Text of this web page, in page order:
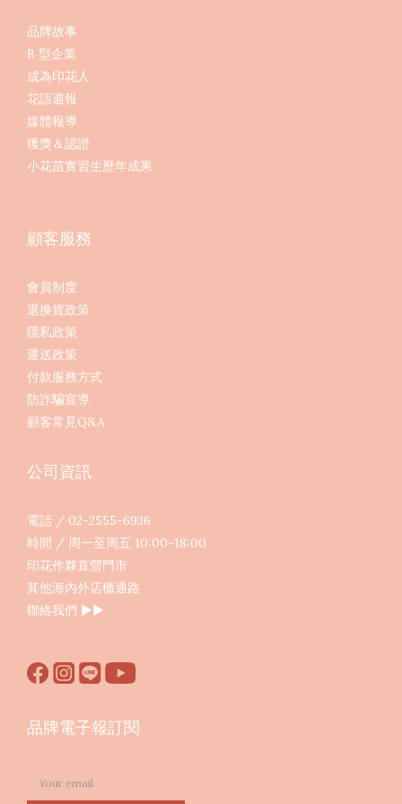
品牌故事
B 型企業
成為印花人
花語週報
媒體報導
獲獎＆認證
小花苗實習生歷年成果
顧客服務
會員制度
退換貨政策
隱私政策
運送政策
付款服務方式
防詐騙宣導
顧客常見Q&A
公司資訊
電話 / 02-2555-6936
時間 / 周一至周五 10:00-18:00
印花作夥直營門市
其他海內外店櫃通路
聯絡我們 ▶︎▶︎
品牌電子報訂閱